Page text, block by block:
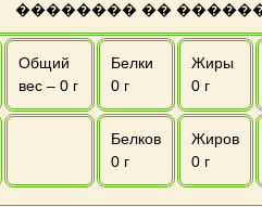
�������� ��
Общий
вес – 0 г
Белки
0 г
Жиры
0 г
Белков
0 г
Жиров
0 г